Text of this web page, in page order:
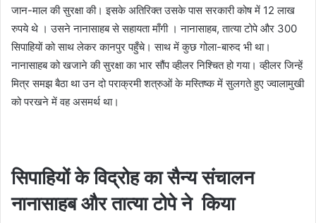
जान-माल की सुरक्षा की। इसके अतिरिक्त उसके पास सरकारी कोष में 12 लाख
रुपये थे । उसने नानासाहब से सहायता माँगी । नानासाहब, तात्या टोपे और 300
सिपाहियों को साथ लेकर कानपुर पहुँचे। साथ में कुछ गोला-बारुद भी था।
नानासाहब को खजाने की सुरक्षा का भार सौंप व्हीलर निश्चित हो गया। व्हीलर जिन्हें
मित्र समझ बैठा था उन दो पराक्रमी शत्रुओं के मस्तिष्क में सुलगते हुए ज्वालामुखी
को परखने में वह असमर्थ था।
सिपाहियों के विद्रोह का सैन्य संचालन
नानासाहब और तात्या टोपे ने किया